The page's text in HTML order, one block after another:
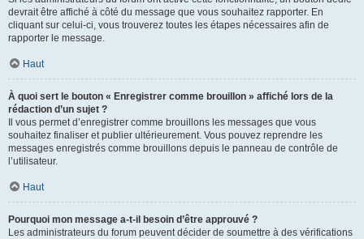
devrait être affiché à côté du message que vous souhaitez rapporter. En
cliquant sur celui-ci, vous trouverez toutes les étapes nécessaires afin de
rapporter le message.
Haut
À quoi sert le bouton « Enregistrer comme brouillon » affiché lors de la
rédaction d’un sujet ?
Il vous permet d’enregistrer comme brouillons les messages que vous
souhaitez finaliser et publier ultérieurement. Vous pouvez reprendre les
messages enregistrés comme brouillons depuis le panneau de contrôle de
l’utilisateur.
Haut
Pourquoi mon message a-t-il besoin d’être approuvé ?
Les administrateurs du forum peuvent décider de soumettre à des vérifications